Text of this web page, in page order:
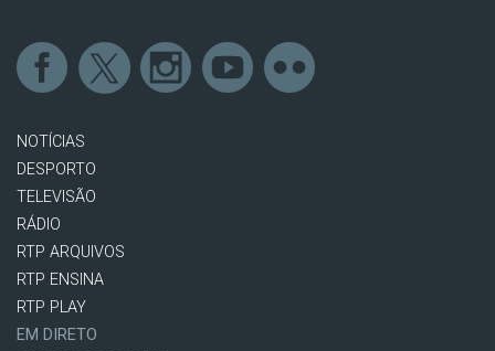
NOTÍCIAS
DESPORTO
TELEVISÃO
RÁDIO
RTP ARQUIVOS
RTP ENSINA
RTP PLAY
EM DIRETO